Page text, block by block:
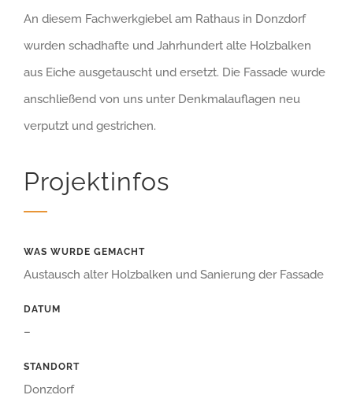
An diesem Fachwerkgiebel am Rathaus in Donzdorf
wurden schadhafte und Jahrhundert alte Holzbalken
aus Eiche ausgetauscht und ersetzt. Die Fassade wurde
anschließend von uns unter Denkmalauflagen neu
verputzt und gestrichen.
Projektinfos
WAS WURDE GEMACHT
Austausch alter Holzbalken und Sanierung der Fassade
DATUM
–
STANDORT
Donzdorf